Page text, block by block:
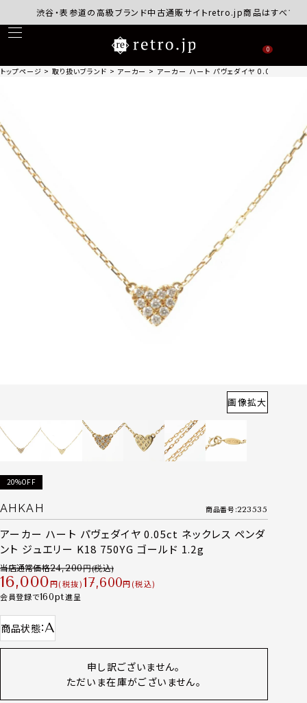
渋谷・表参道の高級ブランド中古通販サイトretro.jp商品はすべて正規品
0
トップページ 取り扱いブランド アーカー アーカー ハート パヴェダイヤ 0.05ct ネッ
画像拡大
20%OFF
AHKAH 商品番号 223535
アーカー ハート パヴェダイヤ 0.05ct ネックレス ペンダ
ント ジュエリー K18 750YG ゴールド 1.2g
当店通常価格24,200
16,000 税抜 17,600
税込
会員登録で160 進呈
商品状態 A
申し訳ございません。
ただいま在庫がございません。